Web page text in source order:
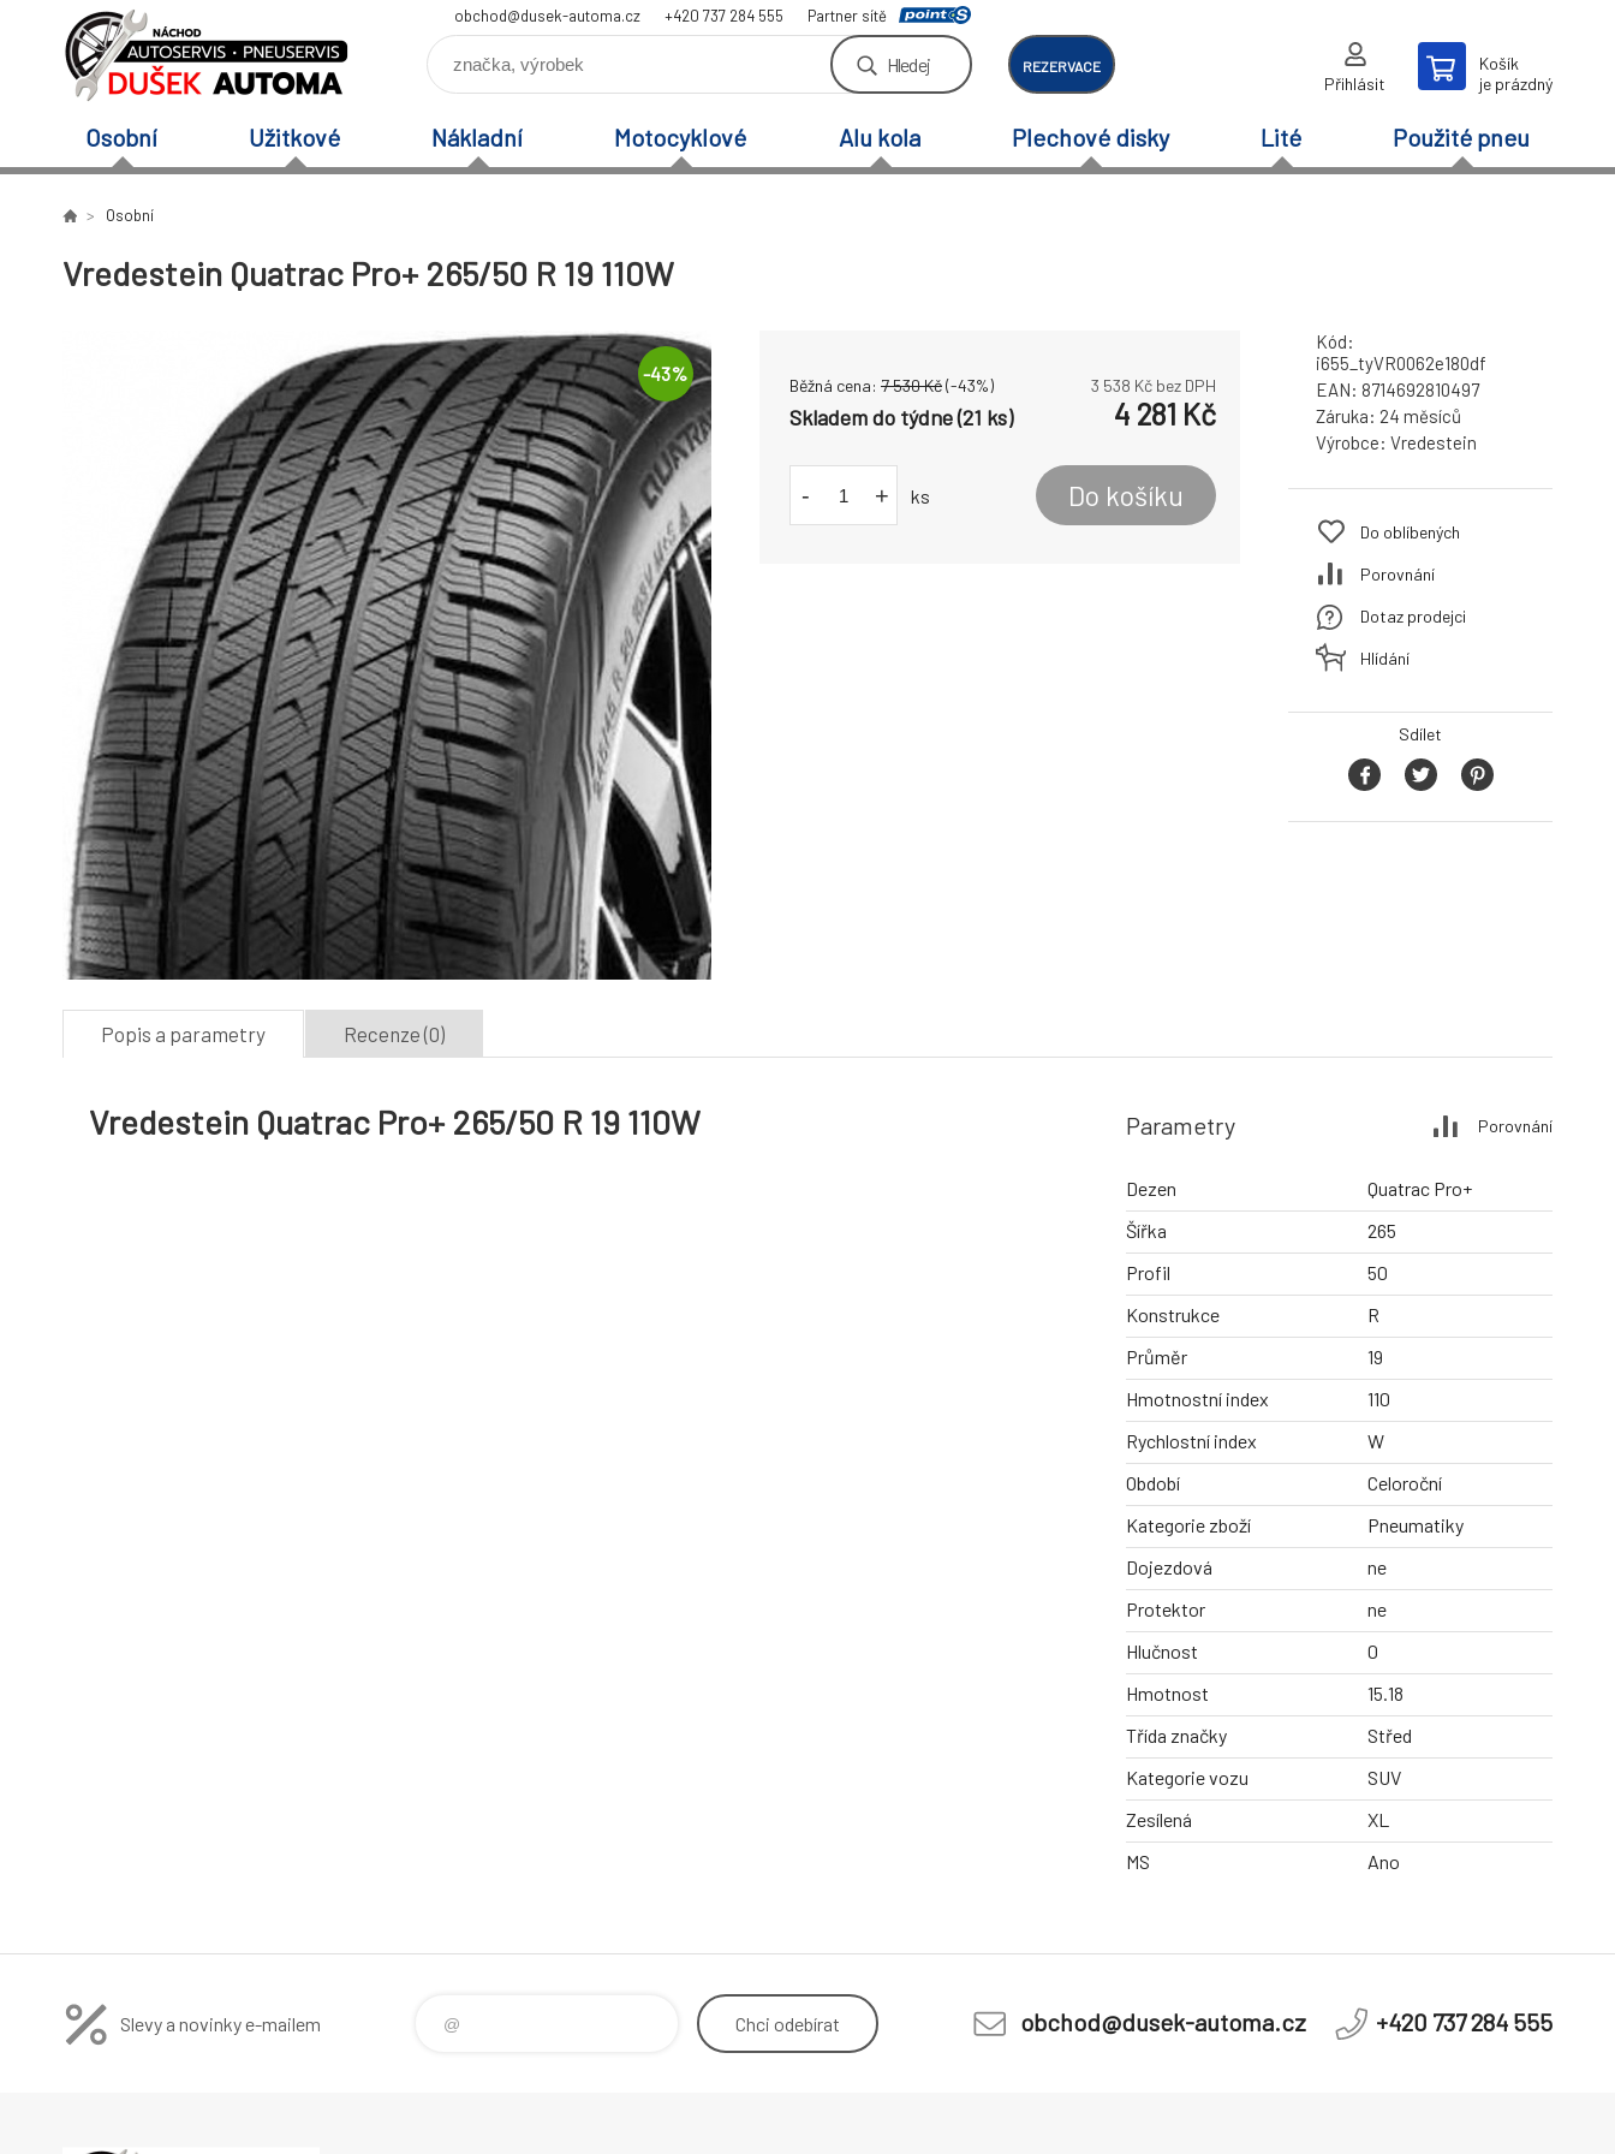
obchod@dusek-automa.cz +420 737 284 555 Partner sítě
Hledej REZERVACE
Přihlásit
Košík
je prázdný
Osobní Užitkové Nákladní Motocyklové Alu kola Plechové disky Lité Použité pneu
Osobní
Vredestein Quatrac Pro+ 265/50 R 19 110W
-43%
Běžná cena: 7 530Kč(-43%) 3 538 Kč bez DPH
Skladem do týdne (21 ks) 4 281 Kč
- + ks Do košíku
Kód:
i655_tyVR0062e180df
EAN: 8714692810497
Záruka: 24 měsíců
Výrobce: Vredestein
Do oblíbených
Porovnání
Dotaz prodejci
Hlídání
Sdílet
Popis a parametry Recenze (0)
Vredestein Quatrac Pro+ 265/50 R 19 110W Parametry Porovnání
Dezen
Quatrac Pro+
Šířka
265
Profil
50
Konstrukce
R
Průměr
19
Hmotnostní index
110
Rychlostní index
W
Období
Celoroční
Kategorie zboží
Pneumatiky
Dojezdová
ne
Protektor
ne
Hlučnost
0
Hmotnost
15.18
Třída značky
Střed
Kategorie vozu
SUV
Zesílená
XL
MS
Ano
Slevy a novinky e-mailem Chci odebírat obchod@dusek-automa.cz +420 737 284 555